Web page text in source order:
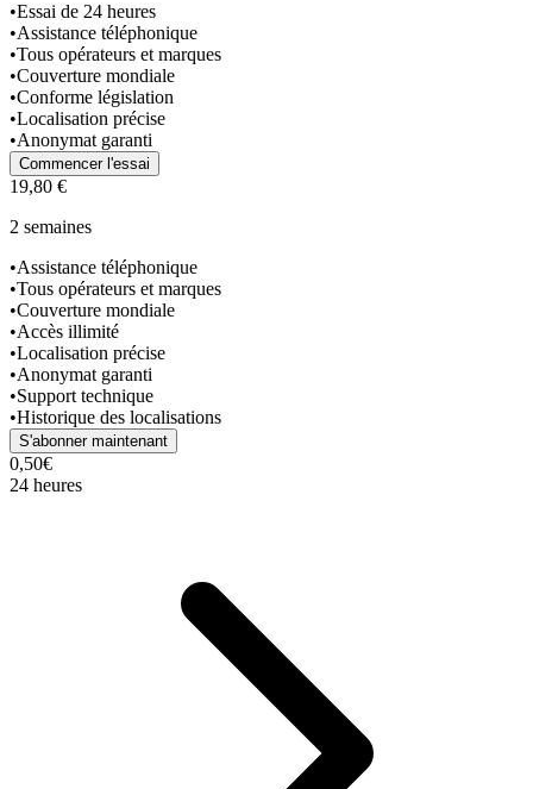
•Essai de 24 heures
•Assistance téléphonique
•Tous opérateurs et marques
•Couverture mondiale
•Conforme législation
•Localisation précise
•Anonymat garanti
Commencer l'essai
19,80 €
2 semaines
•Assistance téléphonique
•Tous opérateurs et marques
•Couverture mondiale
•Accès illimité
•Localisation précise
•Anonymat garanti
•Support technique
•Historique des localisations
S'abonner maintenant
0,50€
24 heures